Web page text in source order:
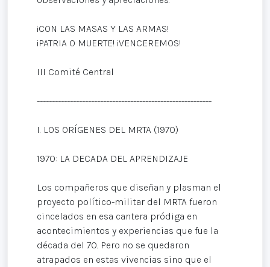
¡CON LAS MASAS Y LAS ARMAS!
¡PATRIA O MUERTE! ¡VENCEREMOS!
III Comité Central
----------------------------------------------------------
I. LOS ORÍGENES DEL MRTA (1970)
1970: LA DECADA DEL APRENDIZAJE
Los compañeros que diseñan y plasman el
proyecto político-militar del MRTA fueron
cincelados en esa cantera pródiga en
acontecimientos y experiencias que fue la
década del 70. Pero no se quedaron
atrapados en estas vivencias sino que el